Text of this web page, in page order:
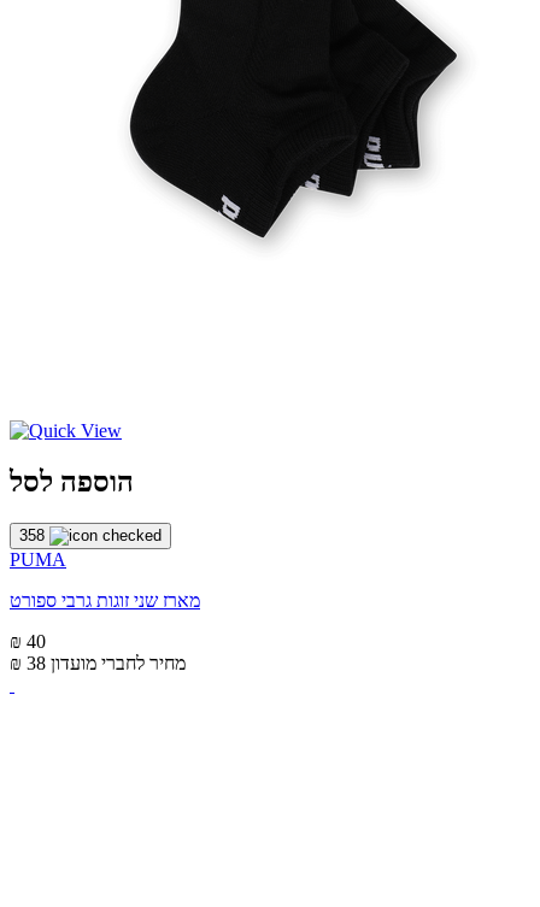
הוספה לסל
358
PUMA
מארז שני זוגות גרבי ספורט
₪ 40
₪ 38 מחיר לחברי מועדון